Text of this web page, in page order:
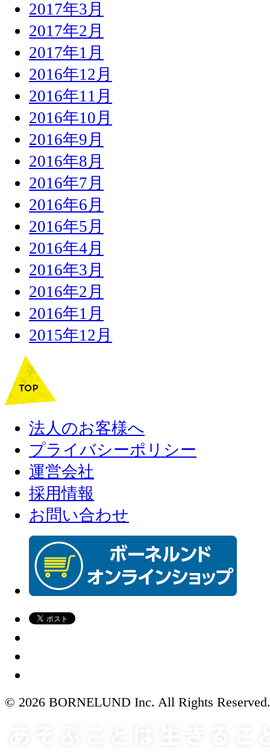
2017年3月
2017年2月
2017年1月
2016年12月
2016年11月
2016年10月
2016年9月
2016年8月
2016年7月
2016年6月
2016年5月
2016年4月
2016年3月
2016年2月
2016年1月
2015年12月
法人のお客様へ
プライバシーポリシー
運営会社
採用情報
お問い合わせ
© 2026 BORNELUND Inc. All Rights Reserved.